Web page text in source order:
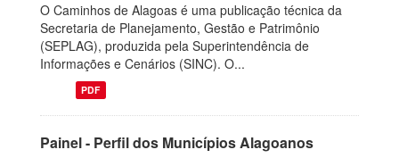
O Caminhos de Alagoas é uma publicação técnica da
Secretaria de Planejamento, Gestão e Patrimônio
(SEPLAG), produzida pela Superintendência de
Informações e Cenários (SINC). O...
PDF
Painel - Perfil dos Municípios Alagoanos